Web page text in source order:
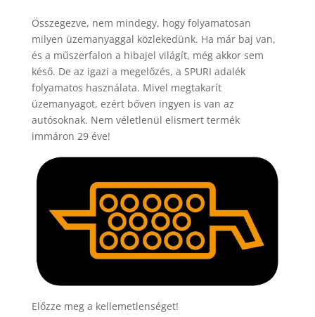
Összegezve, nem mindegy, hogy folyamatosan
milyen üzemanyaggal közlekedünk. Ha már baj van,
és a műszerfalon a hibajel világít, még akkor sem
késő. De az igazi a megelőzés, a SPURI adalék
folyamatos használata. Mivel megtakarít
üzemanyagot, ezért bőven ingyen is van az
autósoknak. Nem véletlenül elismert termék
immáron 29 éve!
Előzze meg a kellemetlenséget!